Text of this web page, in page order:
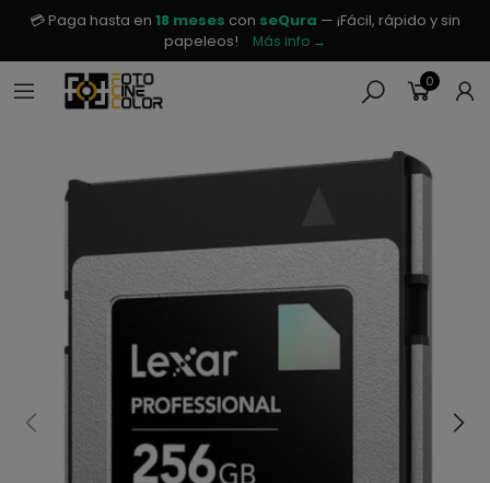
💳 Paga hasta en 18 meses con seQura — ¡Fácil, rápido y sin
papeleos!
Más info →
0